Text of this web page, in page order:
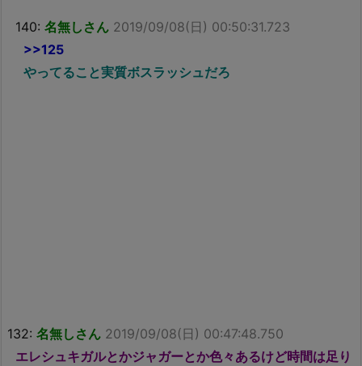
140: 名無しさん 2019/09/08(日) 00:50:31.723
>>125
やってること実質ボスラッシュだろ
132: 名無しさん 2019/09/08(日) 00:47:48.750
エレシュキガルとかジャガーとか色々あるけど時間は足り